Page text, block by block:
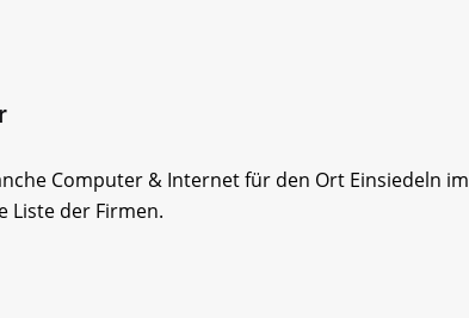
Computer & Internet für den Ort Einsiedeln im
Liste der Firmen.